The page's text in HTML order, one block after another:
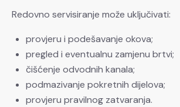
Redovno servisiranje može uključivati:
provjeru i podešavanje okova;
pregled i eventualnu zamjenu brtvi;
čišćenje odvodnih kanala;
podmazivanje pokretnih dijelova;
provjeru pravilnog zatvaranja.